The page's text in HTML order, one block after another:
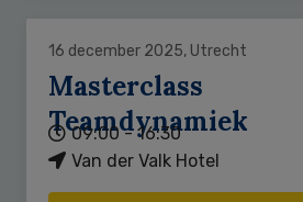
16 december 2025, Utrecht
Masterclass
Teamdynamiek
09:00 - 16:30
Van der Valk Hotel